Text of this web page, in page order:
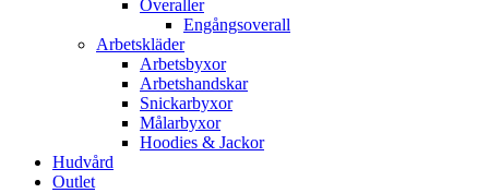
Overaller
Engångsoverall
Arbetskläder
Arbetsbyxor
Arbetshandskar
Snickarbyxor
Målarbyxor
Hoodies & Jackor
Hudvård
Outlet